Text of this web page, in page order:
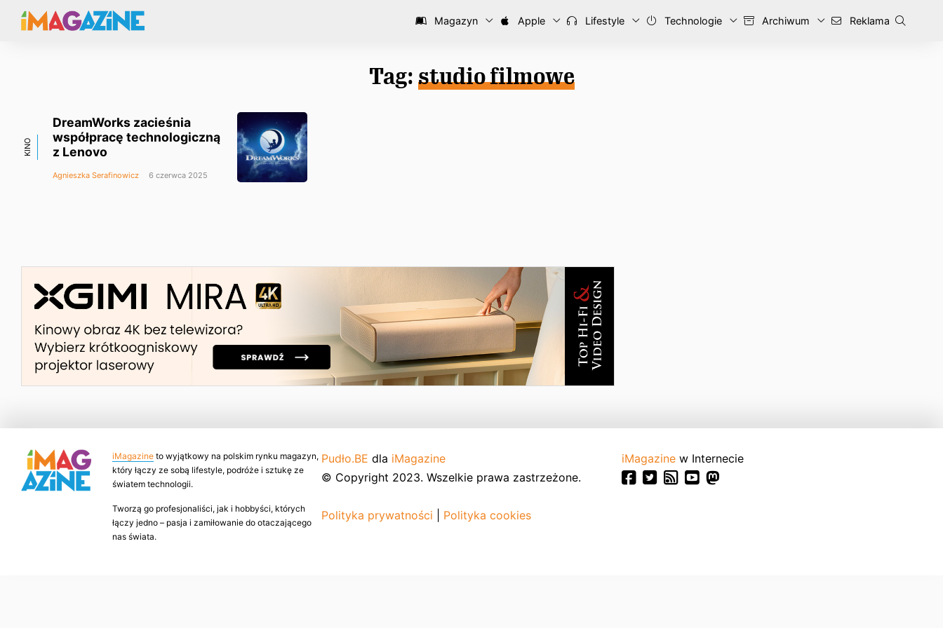
Magazyn Apple Lifestyle Technologie Archiwum Reklama
Tag: studio filmowe
KINO
DreamWorks zacieśnia
współpracę technologiczną
z Lenovo
Agnieszka Serafinowicz 6 czerwca 2025
iMagazine to wyjątkowy na polskim rynku magazyn,
który łączy ze sobą lifestyle, podróże i sztukę ze
światem technologii.
Tworzą go profesjonaliści, jak i hobbyści, których
łączy jedno – pasja i zamiłowanie do otaczającego
nas świata.
Pudło.BE dla iMagazine
© Copyright 2023. Wszelkie prawa zastrzeżone.
Polityka prywatności Polityka cookies
iMagazine w Internecie